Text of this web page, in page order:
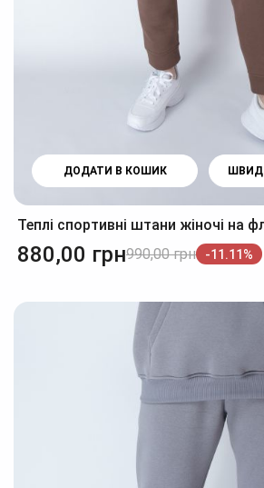
ДОДАТИ В КОШИК
Теплі спортивні штани жіночі на
880,00 грн990,00 грн -11.11%